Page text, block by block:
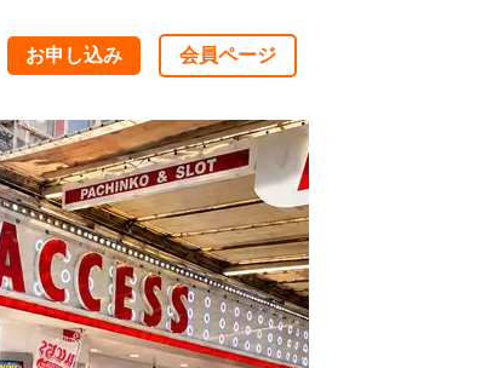
お申し込み 会員ページ